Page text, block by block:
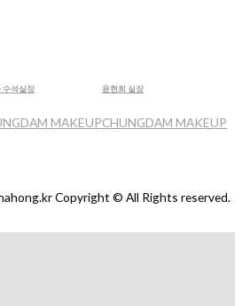
수석실장
MAKEUP
윤현희 실장
CHUNGDAM MAKEUP
Copyright © All Rights reserved.